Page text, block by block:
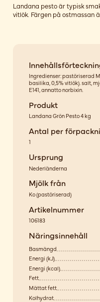
Landana pesto är typisk
vitlök. Färgen på ostmassan
Ingredienser: pastöriserad
basilika, 0,5% vitlök). salt,
E141, annatto norbixin.
Produkt
Landana Grön Pesto 4 kg
Antal per
1
Ursprung
Nederländerna
Mjölk från
Ko(pastöriserad)
Artikelnummer
106183
Näringsinnehåll
Basmängd
Energi (kJ)
Energi (kcal)
Fett
Mättat fett
Kolhydrat